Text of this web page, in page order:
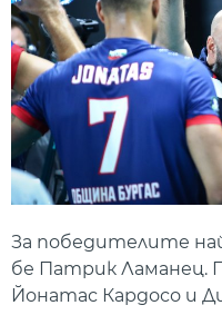
За победителите
бе Патрик Ламанец.
Йонатас Кардосо и